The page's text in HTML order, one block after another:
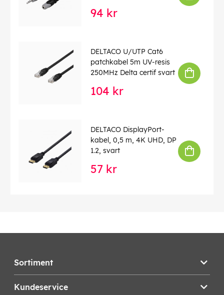
94 kr
DELTACO U/UTP Cat6
patchkabel 5m UV-resis
250MHz Delta certif svart
104 kr
DELTACO DisplayPort-
kabel, 0,5 m, 4K UHD, DP
1.2, svart
57 kr
Sortiment
Kundeservice